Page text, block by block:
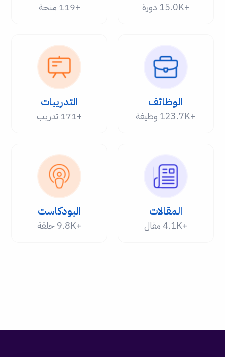
+15.0K دورة +119 منحة
الوظائف
+123.7K وظيفة
التدريبات
+171 تدريب
المقالات
+4.1K مقال
البودكاست
+9.8K حلقة